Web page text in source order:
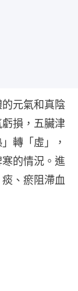
元氣和真陰
損，五臟津
轉「虛」，
的情況。進
、瘀阻滯血